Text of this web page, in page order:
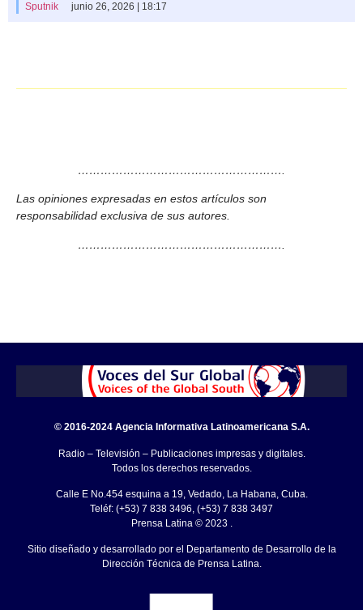
Sputnik junio 26, 2026 | 18:17
……………………………………………….
Las opiniones expresadas en estos artículos son
responsabilidad exclusiva de sus autores.
……………………………………………….
© 2016-2024 Agencia Informativa Latinoamericana S.A.
Radio – Televisión – Publicaciones impresas y digitales.
Todos los derechos reservados.
Calle E No.454 esquina a 19, Vedado, La Habana, Cuba.
Teléf: (+53) 7 838 3496, (+53) 7 838 3497
Prensa Latina © 2023 .
Sitio diseñado y desarrollado por el Departamento de Desarrollo de la
Dirección Técnica de Prensa Latina.